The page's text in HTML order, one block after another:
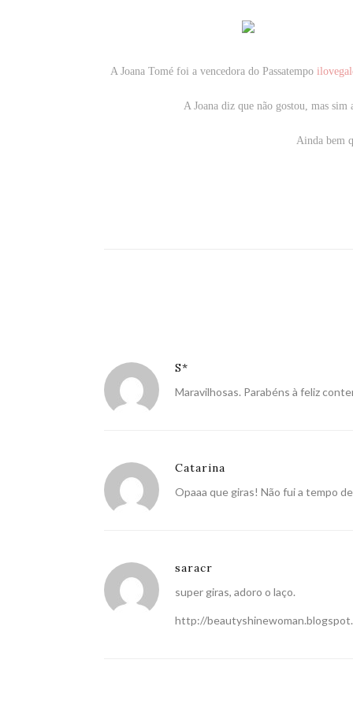
A Joana Tomé foi a vencedora do Passatempo
A Joana diz que não gostou, mas sim
Ainda bem
S*
Maravilhosas. Parabéns à feliz
Catarina
Opaaa que giras! Não fui a tempo
saracr
super giras, adoro o laço.
http://